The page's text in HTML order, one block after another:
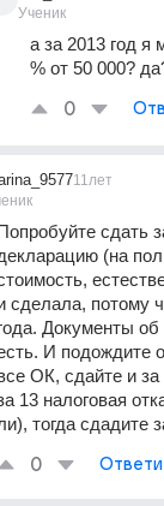
Ученик
а за 2013 год я
% от 50 000?
0
11лет
сдать
(на
сделала, потому
Документы
И подождите
ОК, сдайте и
13 налоговая
тогда сдадите
0